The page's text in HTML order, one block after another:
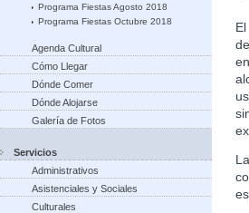
Programa Fiestas Agosto 2018
Programa Fiestas Octubre 2018
Agenda Cultural
Cómo Llegar
Dónde Comer
Dónde Alojarse
Galería de Fotos
Servicios
Administrativos
Asistenciales y Sociales
Culturales